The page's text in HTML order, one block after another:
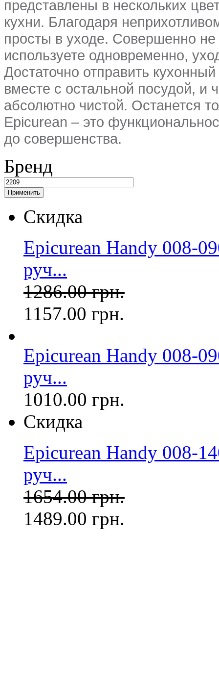
представлены в нескольких
кухни. Благодаря
просты в уходе. Совершенно
используете одновременно,
Достаточно отправить
вместе с остальной посудой, и
абсолютно чистой. Останется
Epicurean – это
до совершенства.
Бренд
Скидка
Epicurean Handy 008-
руч...
1286.00 грн.
1157.00 грн.
Epicurean Handy 008-
руч...
1010.00 грн.
Скидка
Epicurean Handy 008-
руч...
1654.00 грн.
1489.00 грн.